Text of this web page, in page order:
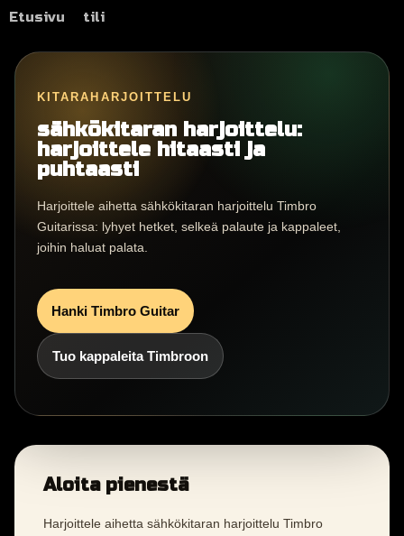
Etusivu tili
KITARAHARJOITTELU
sähkökitaran harjoittelu:
harjoittele hitaasti ja
puhtaasti
Harjoittele aihetta sähkökitaran harjoittelu Timbro
Guitarissa: lyhyet hetket, selkeä palaute ja kappaleet,
joihin haluat palata.
Hanki Timbro Guitar
Tuo kappaleita Timbroon
Aloita pienestä
Harjoittele aihetta sähkökitaran harjoittelu Timbro